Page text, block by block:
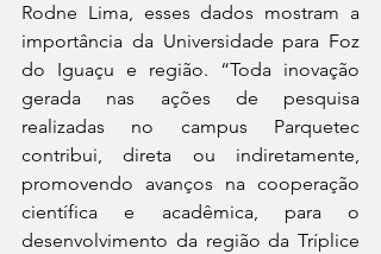
Rodne Lima, esses dados mostram a
importância da Universidade para Foz
do Iguaçu e região. “Toda inovação
gerada nas ações de pesquisa
realizadas no campus Parquetec
contribui, direta ou indiretamente,
promovendo avanços na cooperação
científica e acadêmica, para o
desenvolvimento da região da Tríplice